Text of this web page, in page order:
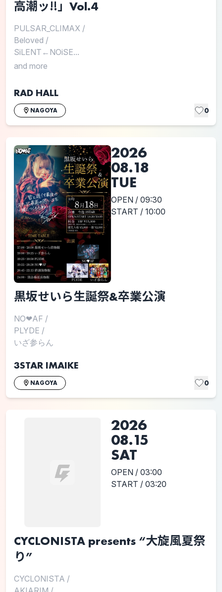
高潮ッ‼︎」Vol.4
PULSAR_CLIMAX /
Beloved /
SiLENT←NOiSE...
and more
RAD HALL
NAGOYA 0
2026
08.18
TUE
OPEN / 09:30
START / 10:00
黒坂せいら生誕祭&卒業公演
NO❤︎AF /
PLYDE /
いざ参らん
3STAR IMAIKE
NAGOYA 0
2026
08.15
SAT
OPEN / 03:00
START / 03:20
CYCLONISTA presents “大旋風夏祭
り”
CYCLONISTA /